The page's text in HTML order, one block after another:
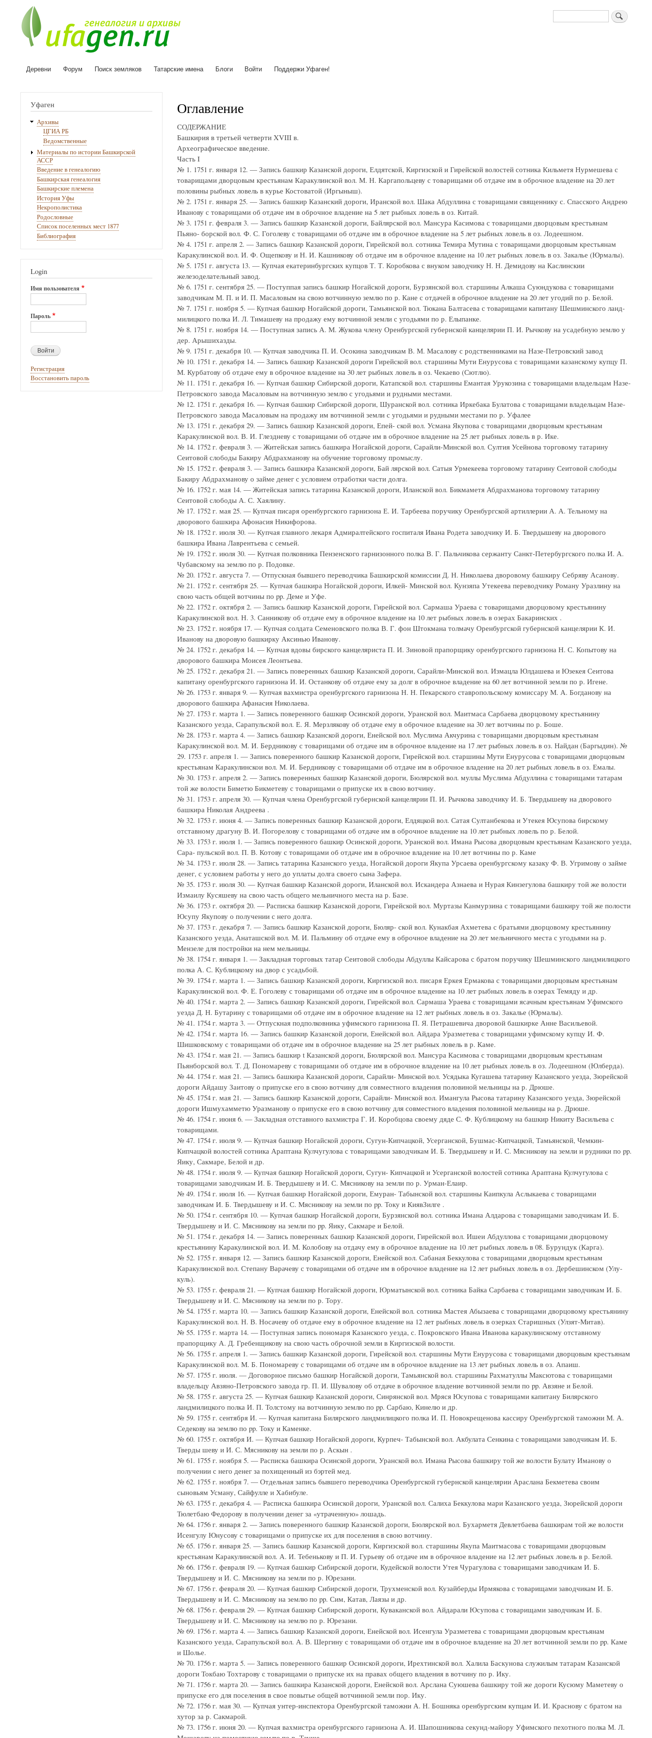
Поиск
Основная
Деревни Форум Поиск земляков Татарские имена Блоги Войти Поддержи Уфаген!
Оглавление
СОДЕРЖАНИЕ
Башкирия в третьей четверти XVIII в.
Археографическое введение.
Часть I
№ 1. 1751 г. января 12. — Запись башкир Казанской дороги, Елдятской, Киргизской и Гирейской волостей сотника Кильметя Нурмешева с
товарищами дворцовым крестьянам Каракулинской вол. М. Н. Каргапольцеву с товарищами об отдаче им в оброчное владение на 20 лет
половины рыбных ловель в курье Костоватой (Иргыныш).
№ 2. 1751 г. января 25. — Запись башкир Казанский дороги, Иранской вол. Шака Абдуллина с товарищами священнику с. Спасского Андрею
Иванову с товарищами об отдаче им в оброчное владение на 5 лет рыбных ловель в оз. Китай.
№ 3. 1751 г. февраля 3. — Запись башкир Казанской дороги, Байлярской вол. Мансура Касимова с товарищами дворцовым крестьянам
Пьяно- борской вол. Ф. С. Гоголеву с товарищами об отдаче им в оброчное владение на 5 лет рыбных ловель в оз. Лодеешном.
№ 4. 1751 г. апреля 2. — Запись башкир Казанской дороги, Гирейской вол. сотника Темира Мутина с товарищами дворцовым крестьянам
Каракулинской вол. И. Ф. Ощепкову и Н. И. Кашникову об отдаче им в оброчное владение на 10 лет рыбных ловель в оз. Закалье (Юрмалы).
№ 5. 1751 г. августа 13. — Купчая екатеринбургских купцов Т. Т. Коробкова с внуком заводчику Н. Н. Демидову на Каслинскии
железоделательный завод.
№ 6. 1751 г. сентября 25. — Поступпая запись башкир Ногайской дороги, Бурзянской вол. старшины Алкаша Суюндукова с товарищами
заводчикам М. П. и И. П. Масаловым на свою вотчинную землю по р. Кане с отдачей в оброчное владение на 20 лет угодий по р. Белой.
№ 7. 1751 г. ноября 5. — Купчая башкир Ногайской дороги, Тамьянской вол. Тюкана Балтасева с товарищами капитану Шешминского ланд-
милицкого полка И. Л. Тимашеву на продажу ему вотчинной земли с угодьями по р. Елыпанке.
№ 8. 1751 г. ноября 14. — Поступная запись А. М. Жукова члену Оренбургской губернской канцелярии П. И. Рычкову на усадебную землю у
дер. Арышихазды.
№ 9. 1751 г. декабря 10. — Купчая заводчика П. И. Осокина заводчикам В. М. Масалову с родственниками на Назе-Петровский завод
№ 10. 1751 г. декабря 14. — Запись башкир Казанской дороги Гирейской вол. старшины Мути Енурусова с товарищами казанскому купцу П.
М. Курбатову об отдаче ему в оброчное владение на 30 лет рыбных ловель в оз. Чекаево (Сютлю).
№ 11. 1751 г. декабря 16. — Купчая башкир Сибирской дороги, Катапской вол. старшины Емантая Урукозина с товарищами владельцам Назе-
Петровского завода Масаловым на вотчинную землю с угодьями и рудными местами.
№ 12. 1751 г. декабря 16. — Купчая башкир Сибирской дороги, Шуранской вол. сотника Иркебака Булатова с товарищами владельцам Назе-
Петровского завода Масаловым на продажу им вотчинной земли с угодьями и рудными местами по р. Уфалее
№ 13. 1751 г. декабря 29. — Запись башкир Казанской дороги, Епей- ской вол. Усмана Якупова с товарищами дворцовым крестьянам
Каракулинской вол. В. И. Глездневу с товарищами об отдаче им в оброчное владение на 25 лет рыбных ловель в р. Ике.
№ 14. 1752 г. февраля 3. — Житейская запись башкира Ногайской дороги, Сарайли-Минской вол. Султия Усейнова торговому татарину
Сеитовой слободы Бакиру Абдрахманову на обучение торговому промыслу.
№ 15. 1752 г. февраля 3. — Запись башкира Казанской дороги, Бай лярской вол. Сатыя Урмекеева торговому татарину Сеитовой слободы
Бакиру Абдрахманову о займе денег с условием отработки части долга.
№ 16. 1752 г. мая 14. — Житейская запись татарина Казанской дороги, Иланской вол. Бикмаметя Абдрахманова торговому татарину
Сеитовой слободы А. С. Хаялину.
№ 17. 1752 г. мая 25. — Купчая писаря оренбургского гарнизона Е. И. Тарбеева поручику Оренбургской артиллерии А. А. Тельному на
дворового башкира Афонасия Никифорова.
№ 18. 1752 г. июля 30. — Купчая главного лекаря Адмиралтейского госпиталя Ивана Родета заводчику И. Б. Твердышеву на дворового
башкира Ивана Лаврентьева с семьей.
№ 19. 1752 г. июля 30. — Купчая полковника Пензенского гарнизонного полка В. Г. Пальчикова сержанту Санкт-Петербургского полка И. А.
Чубавскому на землю по р. Подовке.
№ 20. 1752 г. августа 7. — Отпускная бывшего переводчика Башкирской комиссии Д. Н. Николаева дворовому башкиру Себряву Асанову.
№ 21. 1752 г. сентября 25. — Купчая башкира Ногайской дороги, Илкей- Минской вол. Кунзяпа Утекеева переводчику Роману Уразлину на
свою часть общей вотчины по pp. Деме и Уфе.
№ 22. 1752 г. октября 2. — Запись башкир Казанской дороги, Гирейской вол. Сармаша Ураева с товарищами дворцовому крестьянину
Каракулинской вол. Н. 3. Санникову об отдаче ему в оброчное владение на 10 лет рыбных ловель в озерах Бакаринских .
№ 23. 1752 г. ноября 17. — Купчая солдата Семеновского полка В. Г. фон Штокмана толмачу Оренбургской губернской канцелярии К. И.
Иванову на дворовую башкирку Аксинью Иванову.
№ 24. 1752 г. декабря 14. — Купчая вдовы бирского канцеляриста П. И. Зиновой прапорщику оренбургского гарнизона Н. С. Копытову на
дворового башкира Моисея Леонтьева.
№ 25. 1752 г. декабря 21. — Запись поверенных башкир Казанской дороги, Сарайли-Минской вол. Измацла Юлдашева и Юзекея Сеитова
капитану оренбургского гарнизона И. И. Останкову об отдаче ему за долг в оброчное владение на 60 лет вотчинной земли по р. Игене.
№ 26. 1753 г. января 9. — Купчая вахмистра оренбургского гарнизона Н. Н. Пекарского ставропольскому комиссару М. А. Богданову на
дворового башкира Афанасия Николаева.
№ 27. 1753 г. марта 1. — Запись поверенного башкир Осинской дороги, Уранской вол. Маитмаса Сарбаева дворцовому крестьянину
Казанского уезда, Сарапульской вол. Е. Я. Мерзлякову об отдаче ему в оброчное владение на 30 лет вотчины по р. Боше.
№ 28. 1753 г. марта 4. — Запись башкир Казанской дороги, Енейской вол. Муслима Акчурина с товарищами дворцовым крестьянам
Каракулинской вол. М. И. Бердникову с товарищами об отдаче им в оброчное владение на 17 лет рыбных ловель в оз. Найдан (Баргыдин). №
29. 1753 г. апреля 1. — Запись поверенного башкир Казанской дороги, Гирейской вол. старшины Мути Енурусова с товарищами дворцовым
крестьянам Каракулинскои вол. М. И. Бердникову с товарищами об отдаче им в оброчное владение на 20 лет рыбных ловель в оз. Емалы.
№ 30. 1753 г. апреля 2. — Запись поверенных башкир Казанской дороги, Бюлярской вол. муллы Муслима Абдуллина с товарищами татарам
той же волости Биметю Бикметеву с товарищами о припуске их в свою вотчину.
№ 31. 1753 г. апреля 30. — Купчая члена Оренбургской губернской канцелярии П. И. Рычкова заводчику И. Б. Твердышеву на дворового
башкира Николая Андреева .
№ 32. 1753 г. июня 4. — Запись поверенных башкир Казанской дороги, Елдяцкой вол. Сатая Султанбекова и Утекея Юсупова бирскому
отставному драгуну В. И. Погорелову с товарищами об отдаче им в оброчное владение на 10 лет рыбных ловель по р. Белой.
№ 33. 1753 г. июля 1. — Запись поверенного башкир Осинской дороги, Уранской вол. Имана Рысова дворцовым крестьянам Казанского уезда,
Сара- пульской вол. П. В. Котову с товарищами об отдаче им в оброчное владение на 10 лет вотчины по р. Каме
№ 34. 1753 г. июля 28. — Запись татарина Казанского уезда, Ногайской дороги Якупа Урсаева оренбургскому казаку Ф. В. Угримову о займе
денег, с условием работы у него до уплаты долга своего сына Зафера.
№ 35. 1753 г. июля 30. — Купчая башкир Казанской дороги, Иланской вол. Искандера Азнаева и Нурая Кинзегулова башкиру той же волости
Измаилу Кусяшеву на свою часть общего мельничного места на р. Базе.
№ 36. 1753 г. октября 20. — Расписка башкир Казанской дороги, Гирейской вол. Муртазы Канмурзина с товарищами башкиру той же полости
Юсупу Якупову о получении с него долга.
№ 37. 1753 г. декабря 7. — Запись башкир Казанской дороги, Бюляр- ской вол. Кунакбая Ахметева с братьями дворцовому крестьянину
Казанского уезда, Анаташской вол. М. И. Пальмину об отдаче ему в оброчное владение на 20 лет мельничного места с угодьями на р.
Мензеле для постройки на нем мельницы.
№ 38. 1754 г. января 1. — Закладная торговых татар Сеитовой слободы Абдуллы Кайсарова с братом поручику Шешминского ландмилицкого
полка А. С. Кублицкому на двор с усадьбой.
№ 39. 1754 г. марта 1. — Запись башкир Казанской дороги, Киргизской вол. писаря Еркея Ермакова с товарищами дворцовым крестьянам
Каракулинской вол. Ф. Е. Гоголеву с товарищами об отдаче им в оброчное владение на 10 лет рыбных ловель в озерах Темяду и др.
№ 40. 1754 г. марта 2. — Запись башкир Казанской дороги, Гирейской вол. Сармаша Ураева с товарищами ясачным крестьянам Уфимского
уезда Д. Н. Бутарину с товарищами об отдаче им в оброчное владение на 12 лет рыбных ловель в оз. Закалье (Юрмалы).
№ 41. 1754 г. марта 3. — Отпускная подполковника уфимского гарнизона П. Я. Петрашевича дворовой башкирке Анне Васильевой.
№ 42. 1754 г. марта 16. — Запись башкир Казанской дороги, Енейской вол. Айдара Уразметева с товарищами уфимскому купцу И. Ф.
Шишковскому с товарищами об отдаче им в оброчное владение на 25 лет рыбных ловель в р. Каме.
№ 43. 1754 г. мая 21. — Запись башкир t Казанской дороги, Бюлярской вол. Мансура Касимова с товарищами дворцовым крестьянам
Пьянборской вол. Т. Д. Пономареву с товарищами об отдаче им в оброчное владение на 10 лет рыбных ловель в оз. Лодеешном (Юлберда).
№ 44. 1754 г. мая 21. — Запись башкира Казанской дороги, Сарайли- Минской вол. Усядыка Кугашева татарину Казанского уезда, Зюрейской
дороги Айдашу Заитову о припуске его в свою вотчину для совместного владения половиной мельницы на р. Дрюше.
№ 45. 1754 г. мая 21. — Запись башкир Казанской дороги, Сарайли- Минской вол. Имангула Рысова татарину Казанского уезда, Зюрейской
дороги Ишмухамметю Уразманову о припуске его в свою вотчину для совместного владения половиной мельницы на р. Дрюше.
№ 46. 1754 г. июня 6. — Закладная отставного вахмистра Г. И. Коробцова своему дяде С. Ф. Кублицкому на башкир Никиту Васильева с
товарищами.
№ 47. 1754 г. июля 9. — Купчая башкир Ногайской дороги, Сугун-Кипчацкой, Усерганской, Бушмас-Кипчацкой, Тамьянской, Чемкин-
Кипчацкой волостей сотника Араптана Кулчугулова с товарищами заводчикам И. Б. Твердышеву и И. С. Мясникову на земли и рудники по pp.
Яику, Сакмаре, Белой и др.
№ 48. 1754 г. июля 9. — Купчая башкир Ногайской дороги, Сугун- Кипчацкой и Усерганской волостей сотника Араптана Кулчугулова с
товарищами заводчикам И. Б. Твердышеву и И. С. Мясникову на земли по р. Урман-Елаир.
№ 49. 1754 г. июля 16. — Купчая башкир Ногайской дороги, Емуран- Табынской вол. старшины Каипкула Аслыкаева с товарищами
заводчикам И. Б. Твердышеву и И. С. Мясникову на земли по pp. Току и КиявЗилге .
№ 50. 1754 г. сентября 10. — Купчая башкир Ногайской дороги, Бурзянской вол. сотника Имана Алдарова с товарищами заводчикам И. Б.
Твердышеву и И. С. Мясникову на земли по pp. Яику, Сакмаре и Белой.
№ 51. 1754 г. декабря 14. — Запись поверенных башкир Казанской дороги, Гирейской вол. Ишеи Абдуллова с товарищами дворцовому
крестьянину Каракулинской вол. И. М. Колобову на отдачу ему в оброчное владение на 10 лет рыбных ловель в 08. Бурундук (Карга).
№ 52. 1755 г. января 12. — Запись башкир Казанской дороги, Енейской вол. Сабаная Беккулова с товарищами дворцовым крестьянам
Каракулинской вол. Степану Варачеву с товарищами об отдаче им в оброчное владение на 12 лет рыбных ловель в оз. Дербешинском (Улу-
куль).
№ 53. 1755 г. февраля 21. — Купчая башкир Ногайской дороги, Юрматынской вол. сотника Байка Сарбаева с товарищами заводчикам И. Б.
Твердышеву и И. С. Мясникову на земли по р. Тору.
№ 54. 1755 г. марта 10. — Запись башкир Казанской дороги, Енейской вол. сотника Мастея Абызаева с товарищами дворцовому крестьянину
Каракулинской вол. Н. В. Носачеву об отдаче ему в оброчное владение на 12 лет рыбных ловель в озерках Старишных (Улзят-Митав).
№ 55. 1755 г. марта 14. — Поступная запись пономаря Казанского уезда, с. Покровского Ивана Иванова каракулинскому отставному
прапорщику А. Д. Гребенщикову на свою часть оброчной земли в Киргизской волости.
№ 56. 1755 г. апреля 1. — Запись башкир Казанской дороги, Гирейской вол. старшины Мути Енурусова с товарищами дворцовым крестьянам
Каракулинской вол. М. Б. Пономареву с товарищами об отдаче им в оброчное владение на 13 лет рыбных ловель в оз. Апаиш.
№ 57. 1755 г. июля. — Договорное письмо башкир Ногайской дороги, Тамьянской вол. старшины Рахматуллы Максютова с товарищами
владельцу Авзяно-Петровского завода гр. П. И. Шувалову об отдаче в оброчное владение вотчинной земли по pp. Авзяне и Белой.
№ 58. 1755 г. августа 25. — Купчая башкир Казанской дороги, Синрянской вол. Мряся Юсупова с товарищами капитану Билярского
ландмилицкого полка И. П. Толстому на вотчинную землю по pp. Сарбаю, Кинелю и др.
№ 59. 1755 г. сентября И. — Купчая капитана Билярского ландмилицкого полка И. П. Новокрещенова кассиру Оренбургской таможни М. А.
Седекову на землю по pp. Току и Каменке.
№ 60. 1755 г. октября И. — Купчая башкир Ногайской дороги, Курпеч- Табынской вол. Акбулата Сенкина с товарищами заводчикам И. Б.
Тверды шеву и И. С. Мясникову на земли по р. Аскын .
№ 61. 1755 г. ноября 5. — Расписка башкира Осинской дороги, Уранской вол. Имана Рысова башкиру той же волости Булату Иманову о
получении с него денег за похищенный из бэртей мед.
№ 62. 1755 г. ноября 7. — Отдельная запись бывшего переводчика Оренбургской губернской канцелярии Араслана Бекметева своим
сыновьям Усману, Сайфулле и Хабибуле.
№ 63. 1755 г. декабря 4. — Расписка башкира Осинской дороги, Уранской вол. Салиха Беккулова мари Казанского уезда, Зюрейской дороги
Тюлетбаю Федорову в получении денег за «утраченную» лошадь.
№ 64. 1756 г. января 2. — Запись поверенного башкир Казанской дороги, Бюлярской вол. Бухарметя Девлетбаева башкирам той же волости
Исенгулу Юнусову с товарищами о припуске их для поселения в свою вотчину.
№ 65. 1756 г. января 25. — Запись башкир Казанской дороги, Киргизской вол. старшины Якупа Маитмасова с товарищами дворцовым
крестьянам Каракулинской вол. А. И. Тебенькову и П. И. Гурьеву об отдаче им в оброчное владение на 12 лет рыбных ловель в р. Белой.
№ 66. 1756 г. февраля 19. — Купчая башкир Сибирской дороги, Кудейской волости Утея Чурагулова с товарищами заводчикам И. Б.
Твердышеву и И. С. Мясникову на земли по р. Юрезани.
№ 67. 1756 г. февраля 20. — Купчая башкир Сибирской дороги, Трухменской вол. Кузайберды Ирмякова с товарищами заводчикам И. Б.
Твердышеву и И. С. Мясникову на землю по pp. Сим, Катав, Лаязы и др.
№ 68. 1756 г. февраля 29. — Купчая башкир Сибирской дороги, Куваканской вол. Айдарали Юсупова с товарищами заводчикам И. Б.
Твердышеву и И. С. Мясникову на землю по р. Юрезани.
№ 69. 1756 г. марта 4. — Запись башкир Казанской дороги, Енейской вол. Исенгула Уразметева с товарищами дворцовым крестьянам
Казанского уезда, Сарапульской вол. А. В. Шергину с товарищами об отдаче им в оброчное владение на 20 лет вотчинной земли по pp. Каме
и Шолье.
№ 70. 1756 г. марта 5. — Запись поверенного башкир Осинской дороги, Ирехтинской вол. Халила Баскунова служилым татарам Казанской
дороги Токбаю Тохтарову с товарищами о припуске их на правах общего владения в вотчину по р. Ику.
№ 71. 1756 г. марта 20. — Запись башкира Казанской дороги, Енейской вол. Арслана Суюшева башкиру той же дороги Кусюму Маметеву о
припуске его для поселения в свое повытье общей вотчинной земли пор. Ику.
№ 72. 1756 г. мая 30. — Купчая унтер-инспектора Оренбургской таможни А. Н. Бошняка оренбургским купцам И. И. Краснову с братом на
хутор за р. Сакмарой.
№ 73. 1756 г. июня 20. — Купчая вахмистра оренбургского гарнизона А. И. Шапошникова секунд-майору Уфимского пехотного полка М. Л.
Уфаген
Архивы
ЦГИА РБ
Ведомственные
Материалы по истории Башкирской
АССР
Введение в генеалогию
Башкирская генеалогия
Башкирские племена
История Уфы
Некрополистика
Родословные
Список поселенных мест 1877
Библиография
Login
Имя пользователя
Пароль
Регистрация
Восстановить пароль